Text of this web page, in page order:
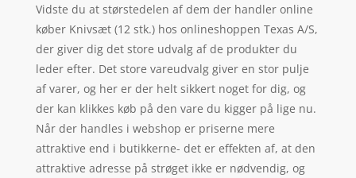
Vidste du at størstedelen af dem der handler online
køber Knivsæt (12 stk.) hos onlineshoppen Texas A/S,
der giver dig det store udvalg af de produkter du
leder efter. Det store vareudvalg giver en stor pulje
af varer, og her er der helt sikkert noget for dig, og
der kan klikkes køb på den vare du kigger på lige nu.
Når der handles i webshop er priserne mere
attraktive end i butikkerne- det er effekten af, at den
attraktive adresse på strøget ikke er nødvendig, og